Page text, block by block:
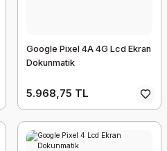
Google Pixel 4A 4G Lcd Ekran
Dokunmatik
5.968,75 TL